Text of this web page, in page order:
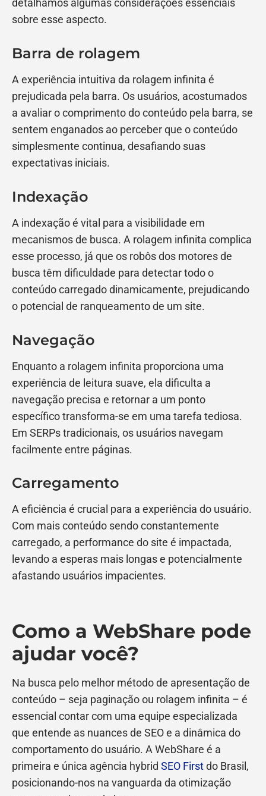
detalhamos algumas considerações essenciais
sobre esse aspecto.
Barra de rolagem
A experiência intuitiva da rolagem infinita é
prejudicada pela barra. Os usuários, acostumados
a avaliar o comprimento do conteúdo pela barra, se
sentem enganados ao perceber que o conteúdo
simplesmente continua, desafiando suas
expectativas iniciais.
Indexação
A indexação é vital para a visibilidade em
mecanismos de busca. A rolagem infinita complica
esse processo, já que os robôs dos motores de
busca têm dificuldade para detectar todo o
conteúdo carregado dinamicamente, prejudicando
o potencial de ranqueamento de um site.
Navegação
Enquanto a rolagem infinita proporciona uma
experiência de leitura suave, ela dificulta a
navegação precisa e retornar a um ponto
específico transforma-se em uma tarefa tediosa.
Em SERPs tradicionais, os usuários navegam
facilmente entre páginas.
Carregamento
A eficiência é crucial para a experiência do usuário.
Com mais conteúdo sendo constantemente
carregado, a performance do site é impactada,
levando a esperas mais longas e potencialmente
afastando usuários impacientes.
Como a WebShare pode
ajudar você?
Na busca pelo melhor método de apresentação de
conteúdo – seja paginação ou rolagem infinita – é
essencial contar com uma equipe especializada
que entende as nuances de SEO e a dinâmica do
comportamento do usuário. A WebShare é a
primeira e única agência hybrid SEO Firstdo Brasil,
posicionando-nos na vanguarda da otimização